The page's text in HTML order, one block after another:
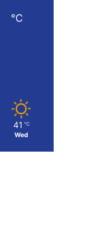
℃
41 ℃
Wed